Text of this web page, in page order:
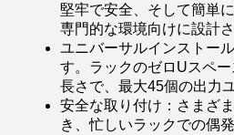
堅牢で安全、そして簡単
専門的な環境向けに設計
ユニバーサルインストー
す。ラックのゼロUスペ
長さで、最大45個の出力
安全な取り付け：さまざ
き、忙しいラックでの偶